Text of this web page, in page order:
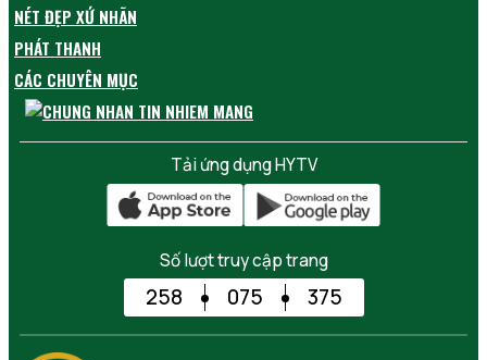
NÉT ĐẸP XỨ NHÃN
PHÁT THANH
CÁC CHUYÊN MỤC
Tải ứng dụng HYTV
Số lượt truy cập trang
258 075 375